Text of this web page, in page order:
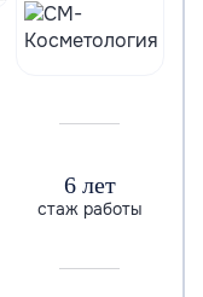
6 лет
стаж работы